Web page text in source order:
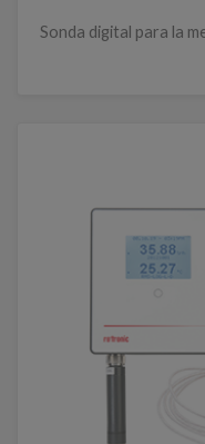
Sonda digital para la